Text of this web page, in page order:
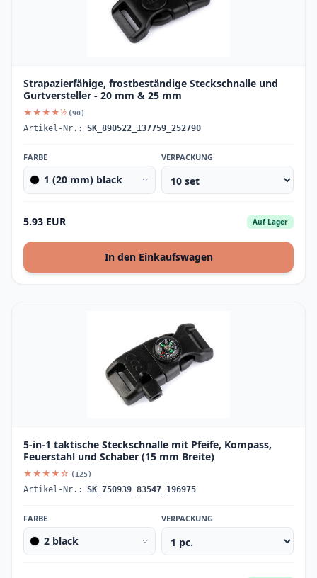
Strapazierfähige, frostbeständige Steckschnalle und
Gurtversteller - 20 mm & 25 mm
★★★★½ (90)
Artikel-Nr.: SK_890522_137759_252790
FARBE
1 (20 mm) black
VERPACKUNG
5.93 EUR Auf Lager
In den Einkaufswagen
5-in-1 taktische Steckschnalle mit Pfeife, Kompass,
Feuerstahl und Schaber (15 mm Breite)
★★★★☆ (125)
Artikel-Nr.: SK_750939_83547_196975
FARBE
2 black
VERPACKUNG